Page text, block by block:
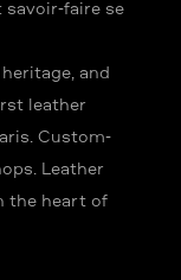
savoir-faire se
and
leather
Custom-
Leather
the heart of